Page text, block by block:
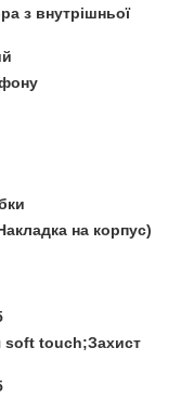
з внутрішньої
на корпус)
soft touch;Захист